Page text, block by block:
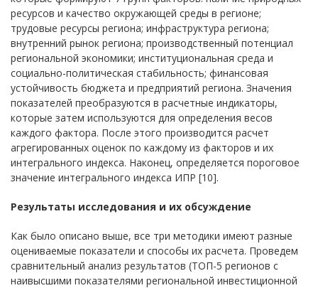
ресурсов и качество окружающей среды в регионе;
трудовые ресурсы региона; инфраструктура региона;
внутренний рынок региона; производственный потенциал
региональной экономики; институциональная среда и
социально-политическая стабильность; финансовая
устойчивость бюджета и предприятий региона. Значения
показателей преобразуются в расчетные индикаторы,
которые затем используются для определения весов
каждого фактора. После этого производится расчет
агрегированных оценок по каждому из факторов и их
интегрального индекса. Наконец, определяется пороговое
значение интегрального индекса ИПР [10].
Результаты исследования и их обсуждение
Как было описано выше, все три методики имеют разные
оцениваемые показатели и способы их расчета. Проведем
сравнительный анализ результатов (ТОП-5 регионов с
наивысшими показателями региональной инвестиционной